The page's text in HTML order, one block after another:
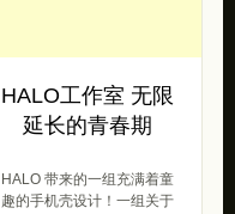
HALO工作室 无限
延长的青春期
HALO 带来的一组充满着童
趣的手机壳设计！一组关于